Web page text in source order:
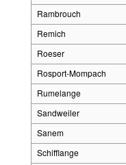
Rambrouch
Remich
Roeser
Rosport-Mompach
Rumelange
Sandweiler
Sanem
Schifflange